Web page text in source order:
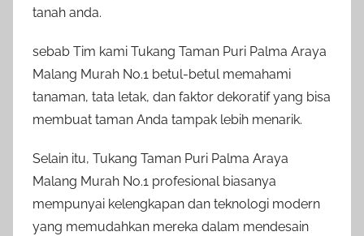
tanah anda.
sebab Tim kami Tukang Taman Puri Palma Araya
Malang Murah No.1 betul-betul memahami
tanaman, tata letak, dan faktor dekoratif yang bisa
membuat taman Anda tampak lebih menarik.
Selain itu, Tukang Taman Puri Palma Araya
Malang Murah No.1 profesional biasanya
mempunyai kelengkapan dan teknologi modern
yang memudahkan mereka dalam mendesain